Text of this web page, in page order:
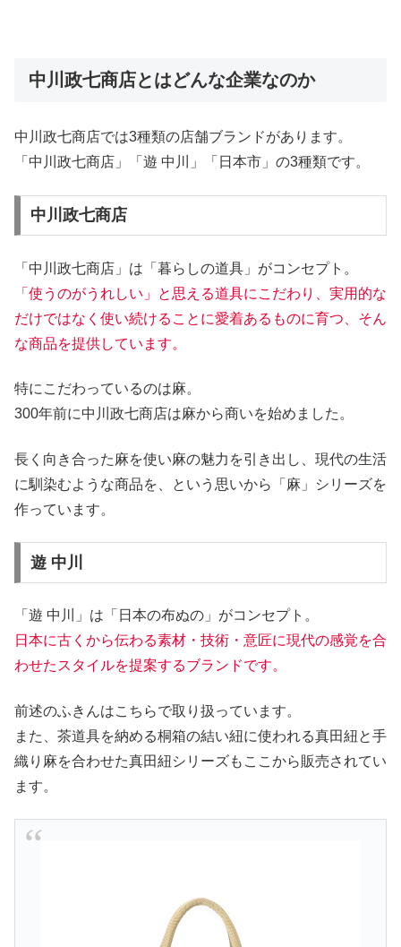
中川政七商店とはどんな企業なのか
中川政七商店では3種類の店舗ブランドがあります。
「中川政七商店」「遊 中川」「日本市」の3種類です。
中川政七商店
「中川政七商店」は「暮らしの道具」がコンセプト。
「使うのがうれしい」と思える道具にこだわり、実用的な
だけではなく使い続けることに愛着あるものに育つ、そん
な商品を提供しています。
特にこだわっているのは麻。
300年前に中川政七商店は麻から商いを始めました。
長く向き合った麻を使い麻の魅力を引き出し、現代の生活
に馴染むような商品を、という思いから「麻」シリーズを
作っています。
遊 中川
「遊 中川」は「日本の布ぬの」がコンセプト。
日本に古くから伝わる素材・技術・意匠に現代の感覚を合
わせたスタイルを提案するブランドです。
前述のふきんはこちらで取り扱っています。
また、茶道具を納める桐箱の結い紐に使われる真田紐と手
織り麻を合わせた真田紐シリーズもここから販売されてい
ます。